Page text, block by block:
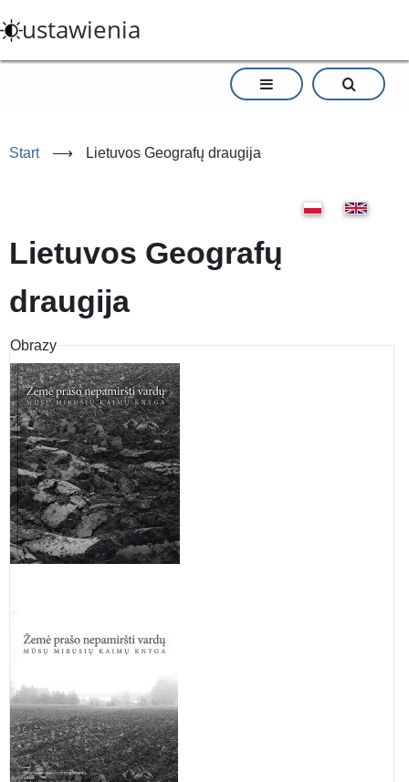
do
treści
ustawienia
Start ⟶ Lietuvos Geografų draugija
Lietuvos Geografų
draugija
Obrazy